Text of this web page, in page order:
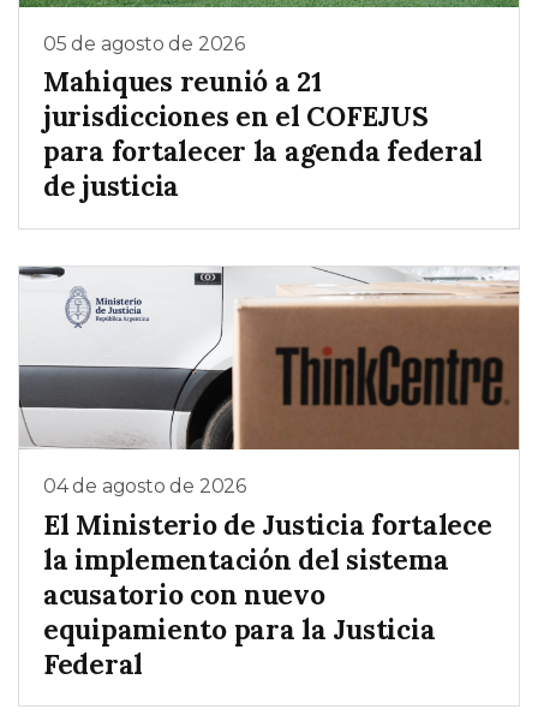
05 de agosto de 2026
Mahiques reunió a 21
jurisdicciones en el COFEJUS
para fortalecer la agenda federal
de justicia
04 de agosto de 2026
El Ministerio de Justicia fortalece
la implementación del sistema
acusatorio con nuevo
equipamiento para la Justicia
Federal